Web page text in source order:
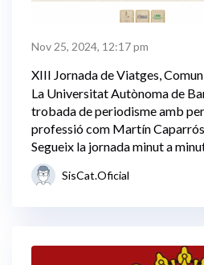
Nov 25, 2024, 12:17 pm
XIII Jornada de Viatges,
La Universitat Autònoma de
trobada de periodisme amb
professió com Martín
Segueix la jornada minut a
SisCat.Oficial